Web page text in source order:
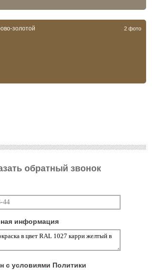
золотой 2 фото
обратный звонок
информация
с условиями Политики